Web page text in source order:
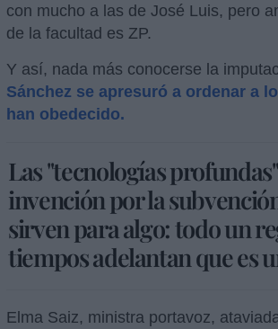
con mucho a las de José Luis, pero
de la facultad es ZP.
Y así, nada más conocerse la
Sánchez se apresuró a ordenar a
han obedecido.
Las "tecnologías
invención por la
sirven para algo: todo un
tiempos adelantan que es
Elma Saiz, ministra portavoz,